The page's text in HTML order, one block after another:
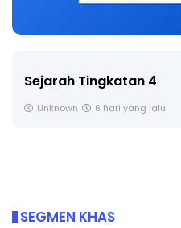
LIVE
🔴 [LIVE] PRINSIP
SEGMEN KHAS